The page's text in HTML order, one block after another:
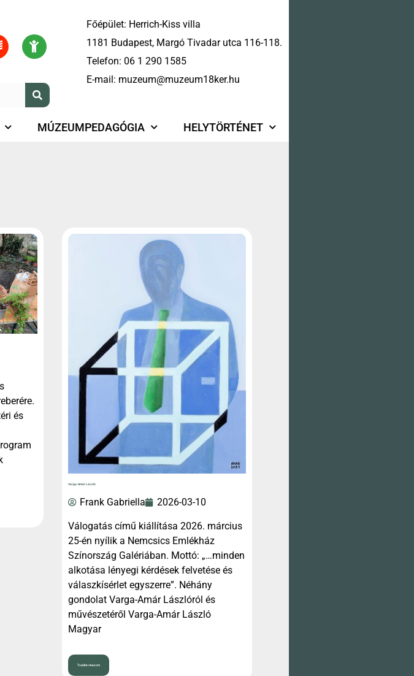
Főépület: Herrich-Kiss villa
1181 Budapest, Margó Tivadar utca 116-118.
Telefon: 06 1 290 1585
E-mail: muzeum@muzeum18ker.hu
MÚZEUMPEDAGÓGIA HELYTÖRTÉNET
és
Varga-Amár László
Frank Gabriella 2026-03-10
Válogatás című kiállítása 2026. március
25-én nyílik a Nemcsics Emlékház
Színország Galériában. Mottó: „…minden
alkotása lényegi kérdések felvetése és
válaszkísérlet egyszerre”. Néhány
gondolat Varga-Amár Lászlóról és
művészetéről Varga-Amár László
Magyar
Tovább olvasom